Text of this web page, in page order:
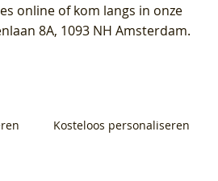
online of kom langs in onze
8A, 1093 NH Amsterdam.
Kosteloos personaliseren